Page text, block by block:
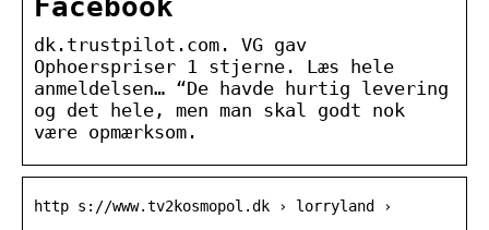
dk.trustpilot.com. VG gav
Ophoerspriser 1 stjerne. Læs hele
anmeldelsen… “De havde hurtig levering
og det hele, men man skal godt nok
være opmærksom.
http s://www.tv2kosmopol.dk › lorryland ›